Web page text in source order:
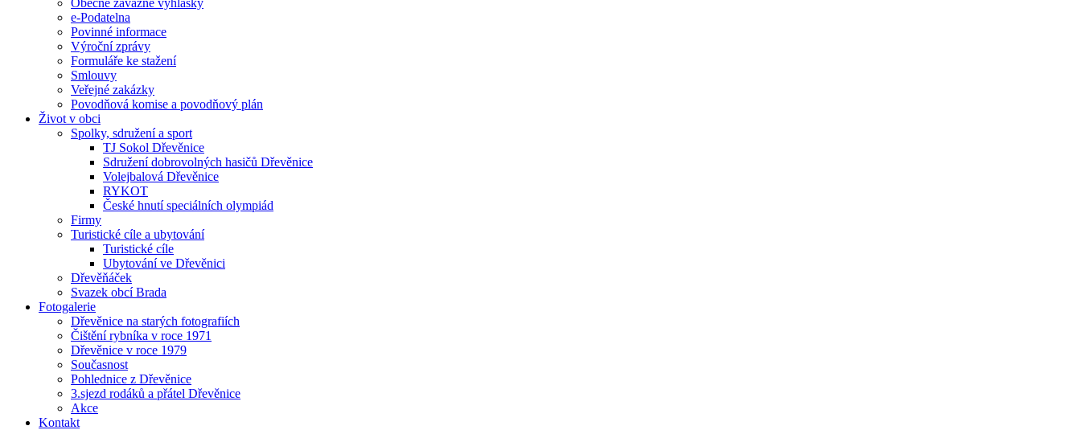
Obecně závazné vyhlášky
e-Podatelna
Povinné informace
Výroční zprávy
Formuláře ke stažení
Smlouvy
Veřejné zakázky
Povodňová komise a povodňový plán
Život v obci
Spolky, sdružení a sport
TJ Sokol Dřevěnice
Sdružení dobrovolných hasičů Dřevěnice
Volejbalová Dřevěnice
RYKOT
České hnutí speciálních olympiád
Firmy
Turistické cíle a ubytování
Turistické cíle
Ubytování ve Dřevěnici
Dřevěňáček
Svazek obcí Brada
Fotogalerie
Dřevěnice na starých fotografiích
Čištění rybníka v roce 1971
Dřevěnice v roce 1979
Současnost
Pohlednice z Dřevěnice
3.sjezd rodáků a přátel Dřevěnice
Akce
Kontakt